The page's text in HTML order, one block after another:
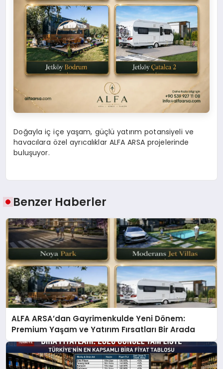
Doğayla iç içe yaşam, güçlü yatırım potansiyeli ve
havacılara özel ayrıcalıklar ALFA ARSA projelerinde
buluşuyor.
Benzer Haberler
ALFA ARSA’dan Gayrimenkulde Yeni Dönem:
Premium Yaşam ve Yatırım Fırsatları Bir Arada